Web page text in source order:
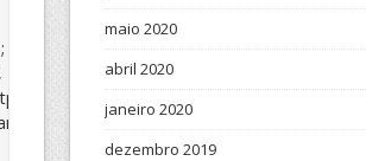
maio 2020
abril 2020
janeiro 2020
dezembro 2019